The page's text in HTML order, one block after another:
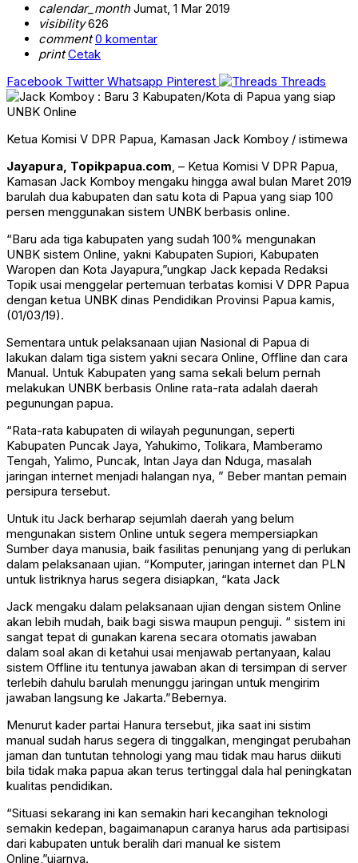
calendar_monthJumat, 1 Mar 2019
visibility626
comment 0 komentar
print Cetak
Facebook Twitter Whatsapp Pinterest Threads
Ketua Komisi V DPR Papua, Kamasan Jack Komboy / istimewa
Jayapura, Topikpapua.com, – Ketua Komisi V DPR Papua,
Kamasan Jack Komboy mengaku hingga awal bulan Maret 2019
barulah dua kabupaten dan satu kota di Papua yang siap 100
persen menggunakan sistem UNBK berbasis online.
“Baru ada tiga kabupaten yang sudah 100% mengunakan
UNBK sistem Online, yakni Kabupaten Supiori, Kabupaten
Waropen dan Kota Jayapura,”ungkap Jack kepada Redaksi
Topik usai menggelar pertemuan terbatas komisi V DPR Papua
dengan ketua UNBK dinas Pendidikan Provinsi Papua kamis,
(01/03/19).
Sementara untuk pelaksanaan ujian Nasional di Papua di
lakukan dalam tiga sistem yakni secara Online, Offline dan cara
Manual. Untuk Kabupaten yang sama sekali belum pernah
melakukan UNBK berbasis Online rata-rata adalah daerah
pegunungan papua.
“Rata-rata kabupaten di wilayah pegunungan, seperti
Kabupaten Puncak Jaya, Yahukimo, Tolikara, Mamberamo
Tengah, Yalimo, Puncak, Intan Jaya dan Nduga, masalah
jaringan internet menjadi halangan nya, ” Beber mantan pemain
persipura tersebut.
Untuk itu Jack berharap sejumlah daerah yang belum
mengunakan sistem Online untuk segera mempersiapkan
Sumber daya manusia, baik fasilitas penunjang yang di perlukan
dalam pelaksanaan ujian. “Komputer, jaringan internet dan PLN
untuk listriknya harus segera disiapkan, “kata Jack
Jack mengaku dalam pelaksanaan ujian dengan sistem Online
akan lebih mudah, baik bagi siswa maupun penguji. “ sistem ini
sangat tepat di gunakan karena secara otomatis jawaban
dalam soal akan di ketahui usai menjawab pertanyaan, kalau
sistem Offline itu tentunya jawaban akan di tersimpan di server
terlebih dahulu barulah menunggu jaringan untuk mengirim
jawaban langsung ke Jakarta.”Bebernya.
Menurut kader partai Hanura tersebut, jika saat ini sistim
manual sudah harus segera di tinggalkan, mengingat perubahan
jaman dan tuntutan tehnologi yang mau tidak mau harus diikuti
bila tidak maka papua akan terus tertinggal dala hal peningkatan
kualitas pendidikan.
“Situasi sekarang ini kan semakin hari kecangihan teknologi
semakin kedepan, bagaimanapun caranya harus ada partisipasi
dari kabupaten untuk beralih dari manual ke sistem
Online,”ujarnya.